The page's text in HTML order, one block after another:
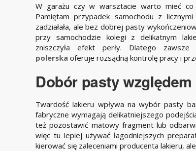
W garażu czy w warsztacie warto mieć
Pamiętam przypadek samochodu z
zadziałała, ale bez dobrej pasty
przy samochodzie kolegi z delikatnym
zniszczyła efekt perły. Dlatego
polerska oferuje rozsądną kontrolę pracy i
Dobór pasty
Twardość lakieru wpływa na wybór pasty
fabryczne wymagają delikatniejszego
też pozostawić matowy fragment lub
więc tu lepiej używać łagodniejszych
kierować się zaleceniami producenta lakieru,